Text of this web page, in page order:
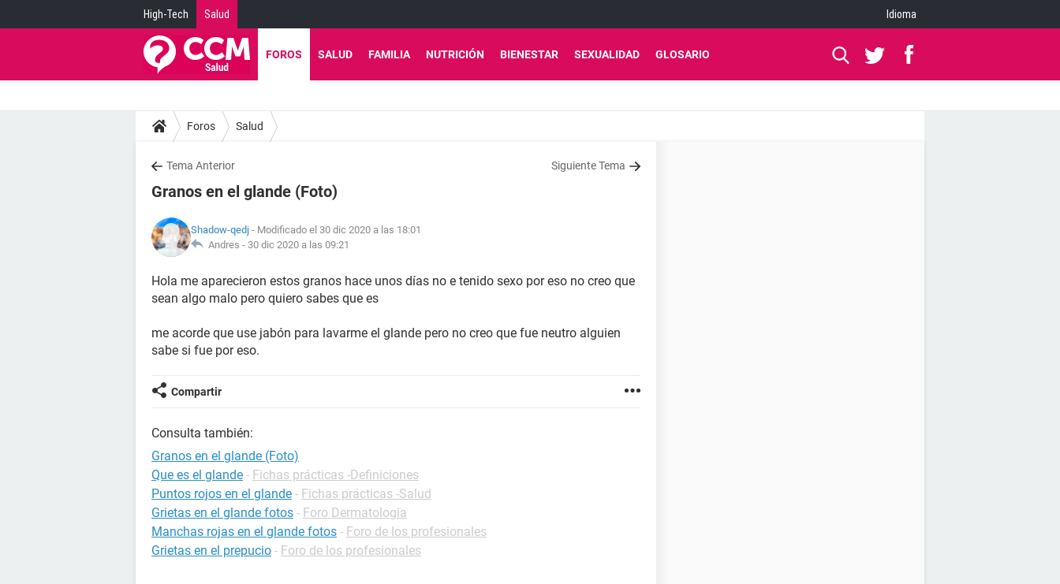
High-Tech Salud Idioma
FOROS SALUD FAMILIA NUTRICIÓN BIENESTAR SEXUALIDAD GLOSARIO
Foros Salud
Tema Anterior Siguiente Tema
Granos en el glande (Foto)
Shadow-qedj - Modificado el 30 dic 2020 a las 18:01
Andres - 30 dic 2020 a las 09:21
Hola me aparecieron estos granos hace unos días no e tenido sexo por eso no creo que
sean algo malo pero quiero sabes que es
me acorde que use jabón para lavarme el glande pero no creo que fue neutro alguien
sabe si fue por eso.
Compartir
Consulta también:
Granos en el glande (Foto)
Que es el glande - Fichas prácticas -Definiciones
Puntos rojos en el glande - Fichas prácticas -Salud
Grietas en el glande fotos - Foro Dermatologia
Manchas rojas en el glande fotos - Foro de los profesionales
Grietas en el prepucio - Foro de los profesionales